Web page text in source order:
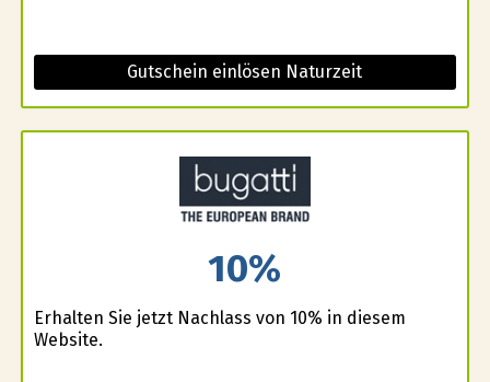
Gutschein einlösen Naturzeit
10%
Erhalten Sie jetzt Nachlass von 10% in diesem
Website.